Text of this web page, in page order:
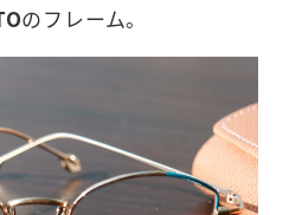
のフレーム。